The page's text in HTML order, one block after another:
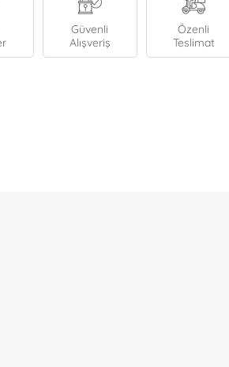
Güvenli
Alışveriş
Özenli
Teslimat